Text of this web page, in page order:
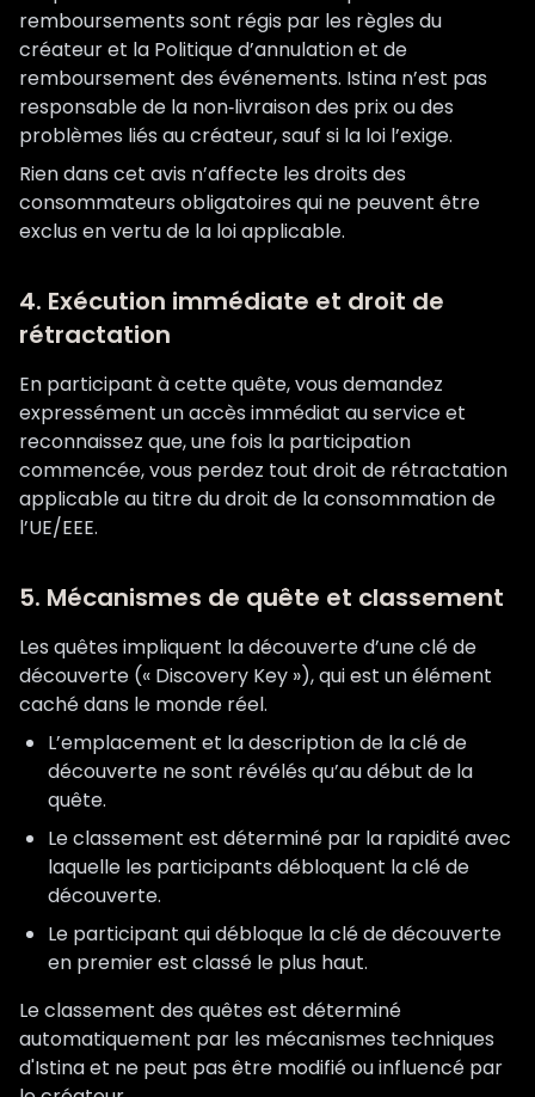
remboursements sont régis par les règles du
créateur et la Politique d’annulation et de
remboursement des événements. Istina n’est pas
responsable de la non‑livraison des prix ou des
problèmes liés au créateur, sauf si la loi l’exige.
Rien dans cet avis n’affecte les droits des
consommateurs obligatoires qui ne peuvent être
exclus en vertu de la loi applicable.
4. Exécution immédiate et droit de
rétractation
En participant à cette quête, vous demandez
expressément un accès immédiat au service et
reconnaissez que, une fois la participation
commencée, vous perdez tout droit de rétractation
applicable au titre du droit de la consommation de
l’UE/EEE.
5. Mécanismes de quête et classement
Les quêtes impliquent la découverte d’une clé de
découverte (« Discovery Key »), qui est un élément
caché dans le monde réel.
L’emplacement et la description de la clé de
découverte ne sont révélés qu’au début de la
quête.
Le classement est déterminé par la rapidité avec
laquelle les participants débloquent la clé de
découverte.
Le participant qui débloque la clé de découverte
en premier est classé le plus haut.
Le classement des quêtes est déterminé
automatiquement par les mécanismes techniques
d'Istina et ne peut pas être modifié ou influencé par